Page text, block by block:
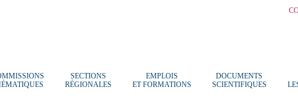
SECTIONS
RÉGIONALES
EMPLOIS
ET FORMATIONS
DOCUMENTS
SCIENTIFIQUES